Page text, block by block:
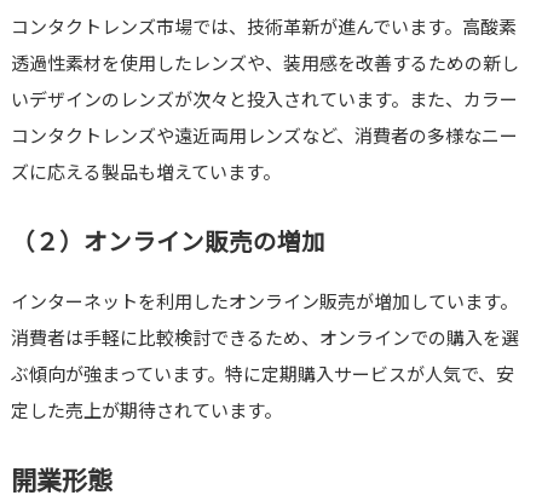
コンタクトレンズ市場では、技術革新が進んでいます。高酸素
透過性素材を使用したレンズや、装用感を改善するための新し
いデザインのレンズが次々と投入されています。また、カラー
コンタクトレンズや遠近両用レンズなど、消費者の多様なニー
ズに応える製品も増えています。
（２）オンライン販売の増加
インターネットを利用したオンライン販売が増加しています。
消費者は手軽に比較検討できるため、オンラインでの購入を選
ぶ傾向が強まっています。特に定期購入サービスが人気で、安
定した売上が期待されています。
開業形態